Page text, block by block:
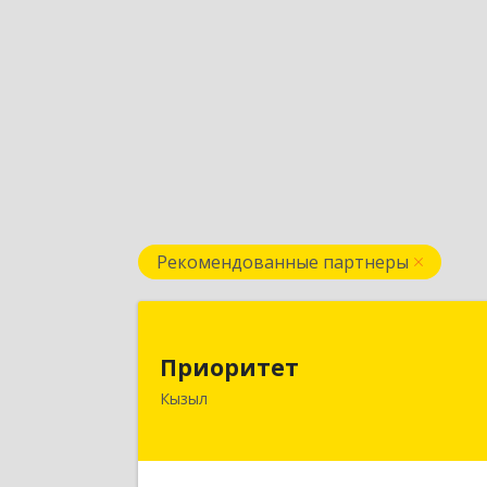
Рекомендованные партнеры
Приоритет
Кызыл
Комсомольская ул, дом № 20, кв. 2,